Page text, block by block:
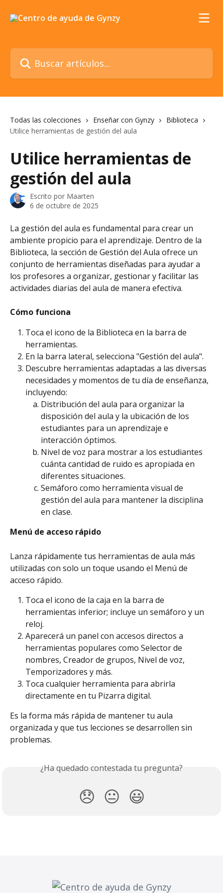
Buscar artículos...
Todas las colecciones Enseñar con Gynzy
Biblioteca
Utilice herramientas de gestión del aula
Utilice herramientas de
gestión del aula
Escrito por Maarten
6 de octubre de 2025
La gestión del aula es fundamental para crear un
ambiente propicio para el aprendizaje. Dentro de la
Biblioteca, la sección de Gestión del Aula ofrece un
conjunto de herramientas diseñadas para ayudar a
los profesores a organizar, gestionar y facilitar las
actividades diarias del aula de manera efectiva.
Cómo funciona
Toca el icono de la Biblioteca en la barra de
herramientas.
En la barra lateral, selecciona "Gestión del aula".
Descubre herramientas adaptadas a las diversas
necesidades y momentos de tu día de enseñanza,
incluyendo:
Distribución del aula para organizar la
disposición del aula y la ubicación de los
estudiantes para un aprendizaje e
interacción óptimos.
Nivel de voz para mostrar a los estudiantes
cuánta cantidad de ruido es apropiada en
diferentes situaciones.
Semáforo como herramienta visual de
gestión del aula para mantener la disciplina
en clase.
Menú de acceso rápido
Lanza rápidamente tus herramientas de aula más
utilizadas con solo un toque usando el Menú de
acceso rápido.
Toca el icono de la caja en la barra de
herramientas inferior; incluye un semáforo y un
reloj.
Aparecerá un panel con accesos directos a
herramientas populares como Selector de
nombres, Creador de grupos, Nivel de voz,
Temporizadores y más.
Toca cualquier herramienta para abrirla
directamente en tu Pizarra digital.
Es la forma más rápida de mantener tu aula
organizada y que tus lecciones se desarrollen sin
problemas.
¿Ha quedado contestada tu pregunta?
😞 😐 😃